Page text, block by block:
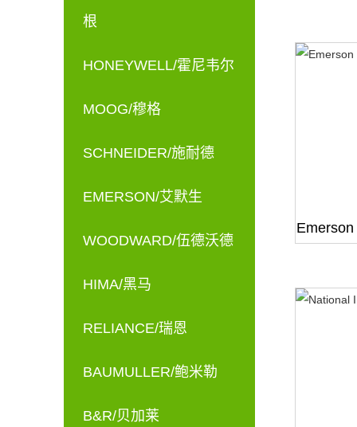
根
HONEYWELL/霍尼韦尔
MOOG/穆格
SCHNEIDER/施耐德
EMERSON/艾默生
WOODWARD/伍德沃德
HIMA/黑马
RELIANCE/瑞恩
BAUMULLER/鲍米勒
B&R/贝加莱